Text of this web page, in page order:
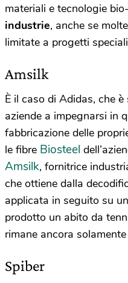
materiali e tecnologie
industrie, anche se
limitate a progetti
Amsilk
È il caso di Adidas, che
aziende a impegnarsi in
fabbricazione delle
le fibre Biosteel
Amsilk, fornitrice
che ottiene dalla
applicata in seguito su
prodotto un abito da
rimane ancora
Spiber